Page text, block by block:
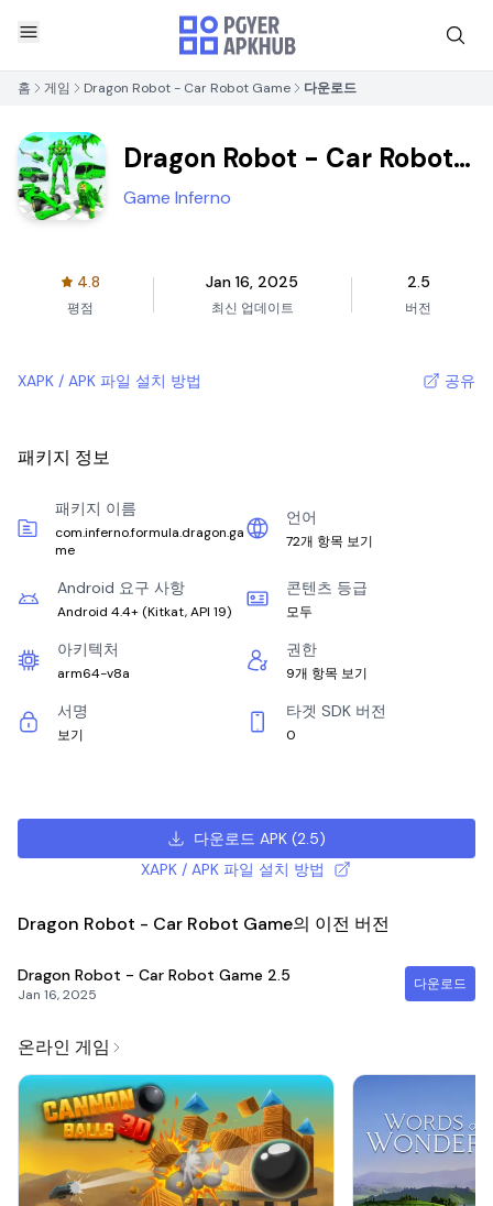
홈 게임 Dragon Robot - Car Robot Game 다운로드
Dragon Robot - Car Robot
Game
Game Inferno
4.8
평점
Jan 16, 2025
최신 업데이트
2.5
버전
XAPK / APK 파일 설치 방법 공유
패키지 정보
패키지 이름
com.inferno.formula.dragon.ga
me
언어
72개 항목 보기
Android 요구 사항
Android 4.4+ (Kitkat, API 19)
콘텐츠 등급
모두
아키텍처
arm64-v8a
권한
9개 항목 보기
서명
보기
타겟 SDK 버전
0
다운로드 APK(2.5)
XAPK / APK 파일 설치 방법
Dragon Robot - Car Robot Game의 이전 버전
Dragon Robot - Car Robot Game 2.5
Jan 16, 2025
다운로드
온라인 게임